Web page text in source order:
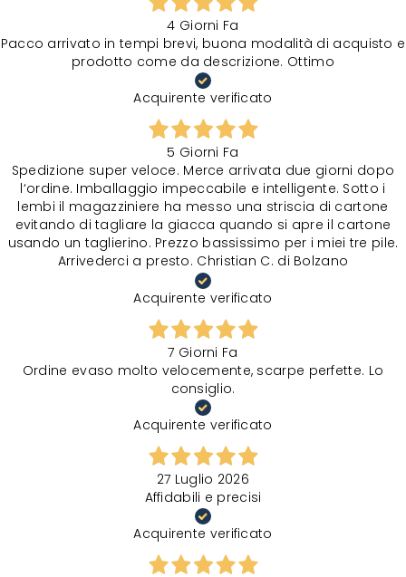
4 Giorni Fa
Pacco arrivato in tempi brevi, buona modalità di acquisto e
prodotto come da descrizione. Ottimo
Acquirente verificato
5 Giorni Fa
Spedizione super veloce. Merce arrivata due giorni dopo
l‘ordine. Imballaggio impeccabile e intelligente. Sotto i
lembi il magazziniere ha messo una striscia di cartone
evitando di tagliare la giacca quando si apre il cartone
usando un taglierino. Prezzo bassissimo per i miei tre pile.
Arrivederci a presto. Christian C. di Bolzano
Acquirente verificato
7 Giorni Fa
Ordine evaso molto velocemente, scarpe perfette. Lo
consiglio.
Acquirente verificato
27 Luglio 2026
Affidabili e precisi
Acquirente verificato